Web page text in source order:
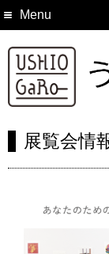
Menu
展覧会情